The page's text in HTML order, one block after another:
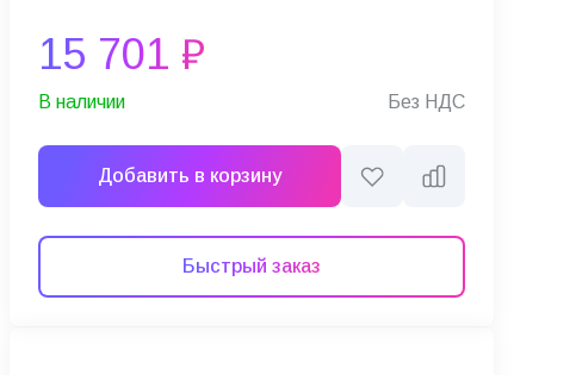
15 701 ₽
В наличии Без НДС
Добавить в корзину
Быстрый заказ